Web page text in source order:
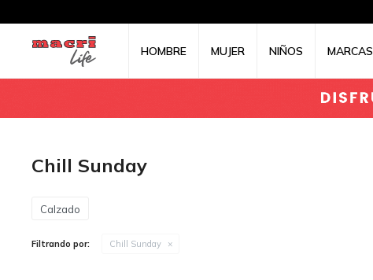
HOMBRE MUJER NIÑOS MARCAS
Chill Sunday
Calzado
Filtrando por: Chill Sunday